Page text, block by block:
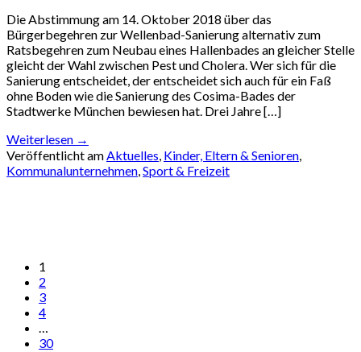
Die Abstimmung am 14. Oktober 2018 über das
Bürgerbegehren zur Wellenbad-Sanierung alternativ zum
Ratsbegehren zum Neubau eines Hallenbades an gleicher Stelle
gleicht der Wahl zwischen Pest und Cholera. Wer sich für die
Sanierung entscheidet, der entscheidet sich auch für ein Faß
ohne Boden wie die Sanierung des Cosima-Bades der
Stadtwerke München bewiesen hat. Drei Jahre […]
Weiterlesen →
Veröffentlicht amAktuelles, Kinder, Eltern & Senioren,
Kommunalunternehmen,Sport & Freizeit
1
2
3
4
…
30